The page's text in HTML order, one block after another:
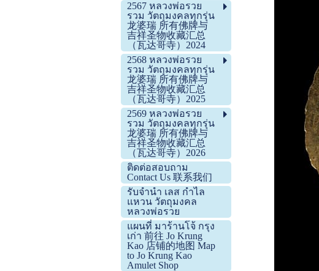
2567 หลวงพ่อรวย
รวม วัตถุมงคลทุกรุ่น
龙婆瑞 所有佛牌与
吉祥圣物收藏汇总
（瓦达哥寺）2024
2568 หลวงพ่อรวย
รวม วัตถุมงคลทุกรุ่น
龙婆瑞 所有佛牌与
吉祥圣物收藏汇总
（瓦达哥寺）2025
2569 หลวงพ่อรวย
รวม วัตถุมงคลทุกรุ่น
龙婆瑞 所有佛牌与
吉祥圣物收藏汇总
（瓦达哥寺）2026
ติดต่อสอบถาม
Contact Us 联系我们
รับจำนำ เลส กำไล
แหวน วัตถุมงคล
หลวงพ่อรวย
แผนที่ มาร้านโจ้ กรุง
เก่า 前往 Jo Krung
Kao 店铺的地图 Map
to Jo Krung Kao
Amulet Shop